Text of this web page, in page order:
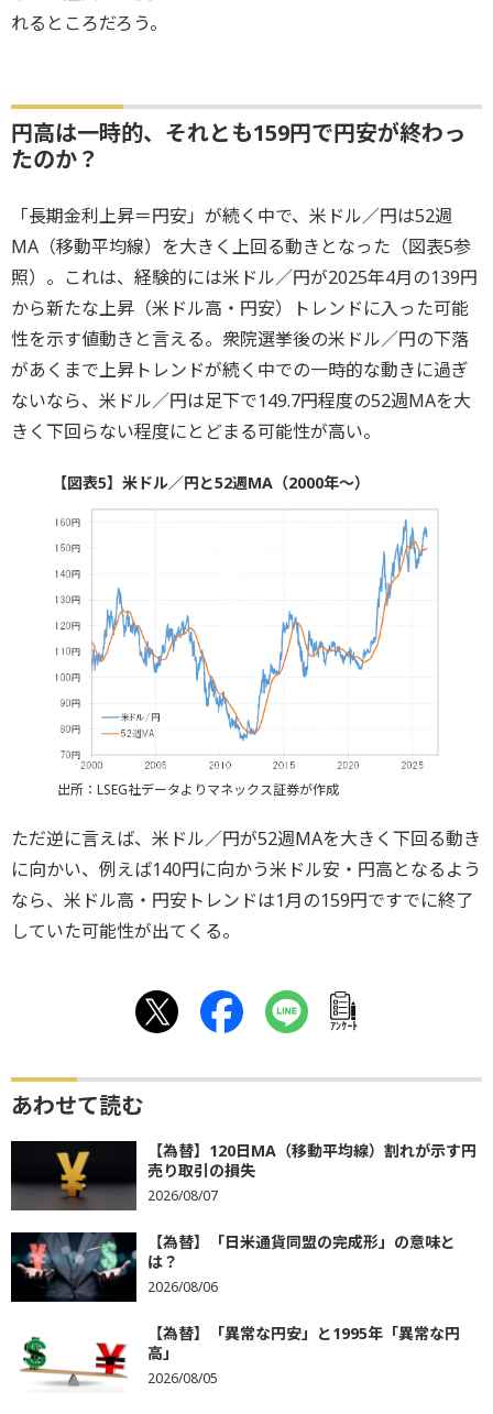
れるところだろう。
円高は一時的、それとも159円で円安が終わっ
たのか？
「長期金利上昇＝円安」が続く中で、米ドル／円は52週
MA（移動平均線）を大きく上回る動きとなった（図表5参
照）。これは、経験的には米ドル／円が2025年4月の139円
から新たな上昇（米ドル高・円安）トレンドに入った可能
性を示す値動きと言える。衆院選挙後の米ドル／円の下落
があくまで上昇トレンドが続く中での一時的な動きに過ぎ
ないなら、米ドル／円は足下で149.7円程度の52週MAを大
きく下回らない程度にとどまる可能性が高い。
【図表5】米ドル／円と52週MA（2000年～）
出所：LSEG社データよりマネックス証券が作成
ただ逆に言えば、米ドル／円が52週MAを大きく下回る動き
に向かい、例えば140円に向かう米ドル安・円高となるよう
なら、米ドル高・円安トレンドは1月の159円ですでに終了
していた可能性が出てくる。
ｱﾝｹｰﾄ
あわせて読む
【為替】120日MA（移動平均線）割れが示す円
売り取引の損失
2026/08/07
【為替】「日米通貨同盟の完成形」の意味と
は？
2026/08/06
【為替】「異常な円安」と1995年「異常な円
高」
2026/08/05